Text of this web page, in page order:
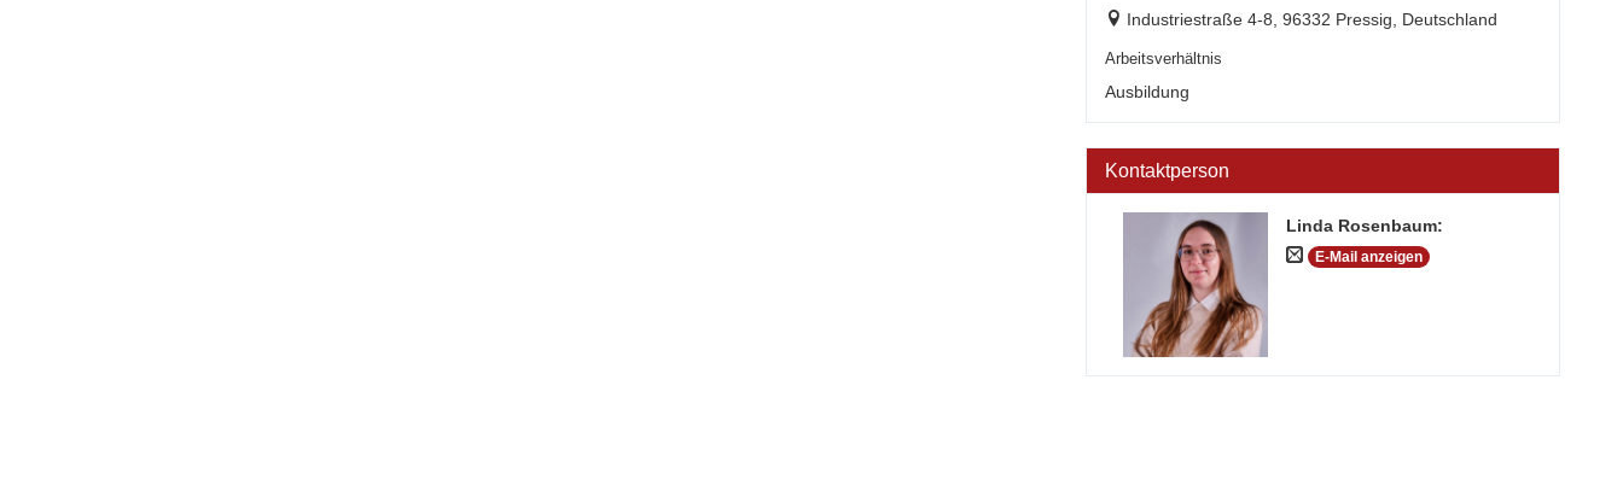
Industriestraße 4-8, 96332 Pressig, Deutschland
Arbeitsverhältnis
Ausbildung
Kontaktperson
Linda Rosenbaum:
E-Mail anzeigen